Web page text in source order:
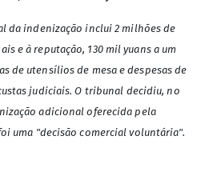
da indenização inclui 2 milhões de
e à reputação, 130 mil yuans a um
de utensílios de mesa e despesas de
judiciais. O tribunal decidiu, no
adicional oferecida pela
uma "decisão comercial voluntária".